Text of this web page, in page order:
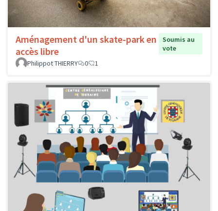
Aménagement d'un skate-park en
accès libre
Soumis au
vote
Philippot THIERRY
0 1